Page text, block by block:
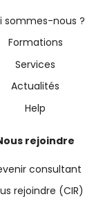
sommes-nous ?
Formations
Services
Actualités
Help
rejoindre
consultant
rejoindre (CIR)